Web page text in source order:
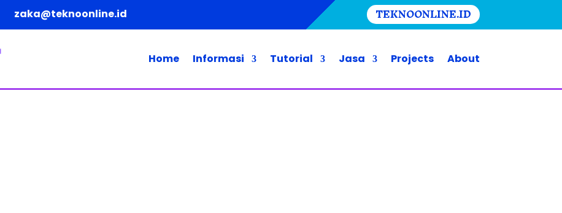
zaka@teknoonline.id TEKNOONLINE.ID
Home Informasi Tutorial Jasa Projects About